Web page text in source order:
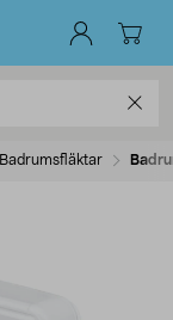
Badrumsfläktar